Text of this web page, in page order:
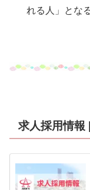
れる人」とな
求人採用情報